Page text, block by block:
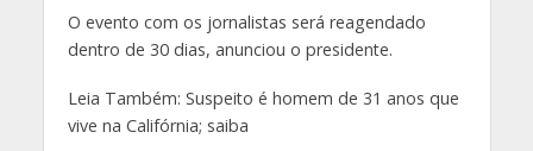
O evento com os jornalistas será reagendado
dentro de 30 dias, anunciou o presidente.
Leia Também: Suspeito é homem de 31 anos que
vive na Califórnia; saiba